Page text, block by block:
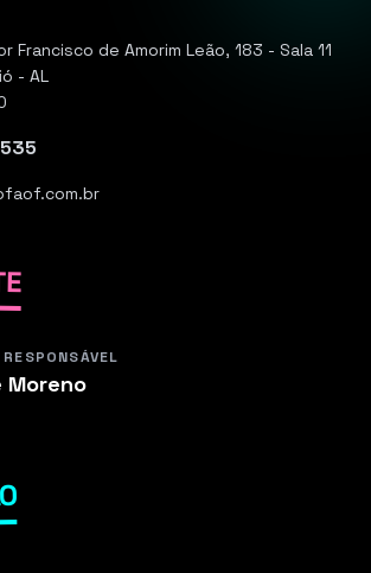
Francisco de Amorim Leão, 183 - Sala 11
- AL
Moreno